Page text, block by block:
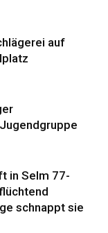
auf
in Selm 77-
schnappt sie